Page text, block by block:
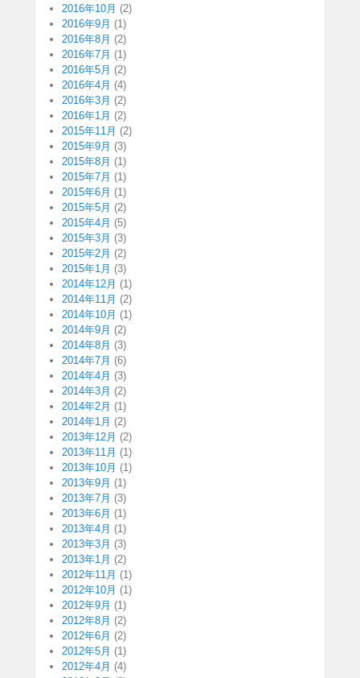
2016年10月 (2)
2016年9月 (1)
2016年8月 (2)
2016年7月 (1)
2016年5月 (2)
2016年4月 (4)
2016年3月 (2)
2016年1月 (2)
2015年11月 (2)
2015年9月 (3)
2015年8月 (1)
2015年7月 (1)
2015年6月 (1)
2015年5月 (2)
2015年4月 (5)
2015年3月 (3)
2015年2月 (2)
2015年1月 (3)
2014年12月 (1)
2014年11月 (2)
2014年10月 (1)
2014年9月 (2)
2014年8月 (3)
2014年7月 (6)
2014年4月 (3)
2014年3月 (2)
2014年2月 (1)
2014年1月 (2)
2013年12月 (2)
2013年11月 (1)
2013年10月 (1)
2013年9月 (1)
2013年7月 (3)
2013年6月 (1)
2013年4月 (1)
2013年3月 (3)
2013年1月 (2)
2012年11月 (1)
2012年10月 (1)
2012年9月 (1)
2012年8月 (2)
2012年6月 (2)
2012年5月 (1)
2012年4月 (4)